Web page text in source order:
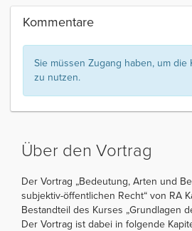
Kommentare
Sie müssen Zugang haben, um die
zu nutzen.
Über den Vortrag
Der Vortrag „Bedeutung, Arten und
subjektiv-öffentlichen Recht“ von RA
Bestandteil des Kurses „Grundlagen
Der Vortrag ist dabei in folgende